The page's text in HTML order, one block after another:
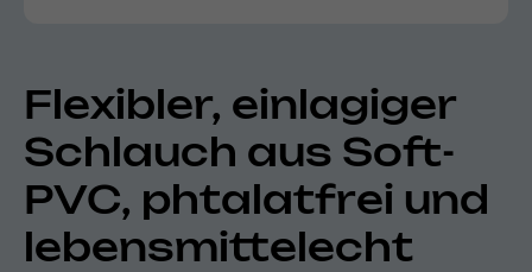
Flexibler, einlagiger
Schlauch aus Soft-
PVC, phtalatfrei und
lebensmittelecht